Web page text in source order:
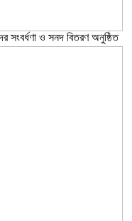
সংবর্ধণা ও সনদ বিতরণ অনুষ্ঠিত